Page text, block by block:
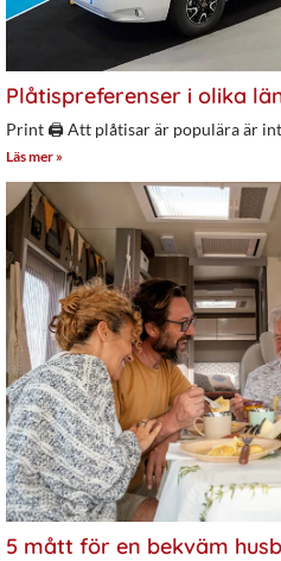
Plåtispreferenser i olika
Print 🖨 Att plåtisar är populära är
Läs mer »
5 mått för en bekväm